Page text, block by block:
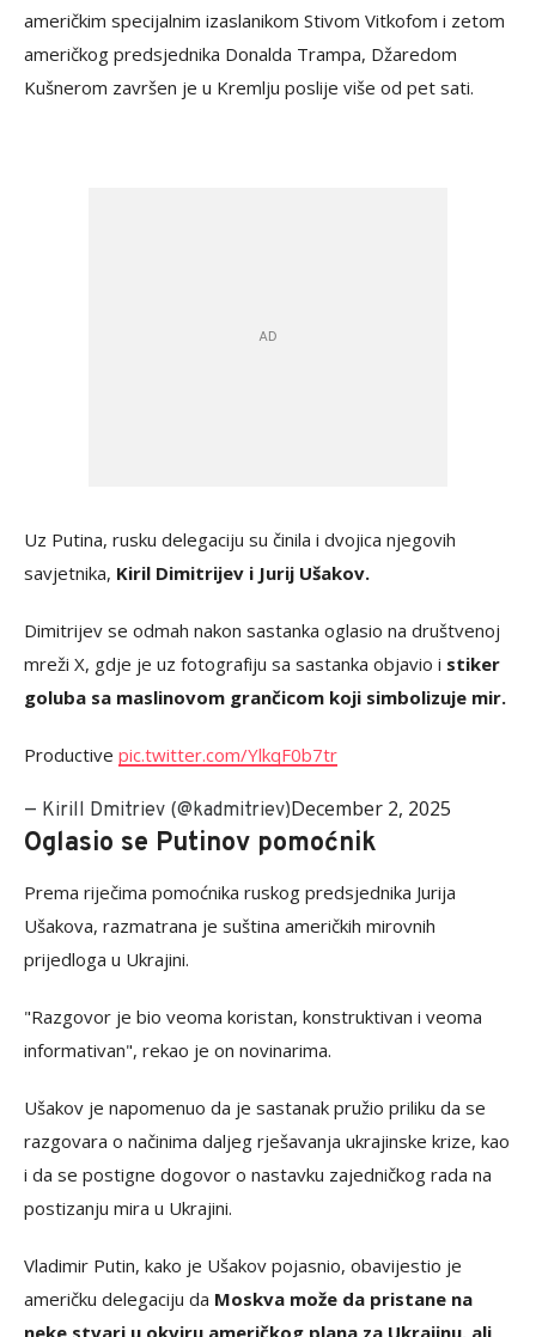
američkim specijalnim izaslanikom Stivom Vitkofom i zetom
američkog predsjednika Donalda Trampa, Džaredom
Kušnerom završen je u Kremlju poslije više od pet sati.
Uz Putina, rusku delegaciju su činila i dvojica njegovih
savjetnika, Kiril Dimitrijev i Jurij Ušakov.
Dimitrijev se odmah nakon sastanka oglasio na društvenoj
mreži X, gdje je uz fotografiju sa sastanka objavio i stiker
goluba sa maslinovom grančicom koji simbolizuje mir.
Productive ️ pic.twitter.com/YlkqF0b7tr
— Kirill Dmitriev (@kadmitriev)December 2, 2025
Oglasio se Putinov pomoćnik
Prema riječima pomoćnika ruskog predsjednika Jurija
Ušakova, razmatrana je suština američkih mirovnih
prijedloga u Ukrajini.
"Razgovor je bio veoma koristan, konstruktivan i veoma
informativan", rekao je on novinarima.
Ušakov je napomenuo da je sastanak pružio priliku da se
razgovara o načinima daljeg rješavanja ukrajinske krize, kao
i da se postigne dogovor o nastavku zajedničkog rada na
postizanju mira u Ukrajini.
Vladimir Putin, kako je Ušakov pojasnio, obavijestio je
američku delegaciju da Moskva može da pristane na
neke stvari u okviru američkog plana za Ukrajinu, ali